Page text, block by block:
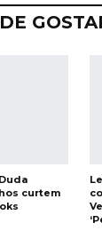
curtem